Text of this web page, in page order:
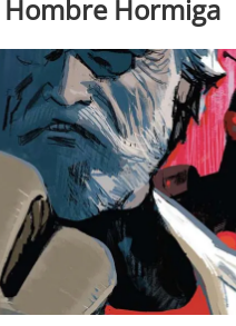
Hombre Hormiga